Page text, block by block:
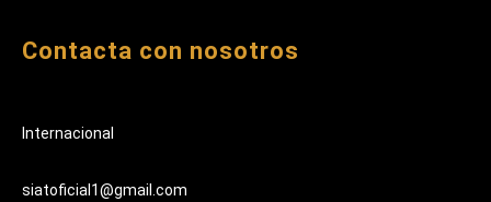
Contacta con nosotros
Internacional
siatoficial1@gmail.com